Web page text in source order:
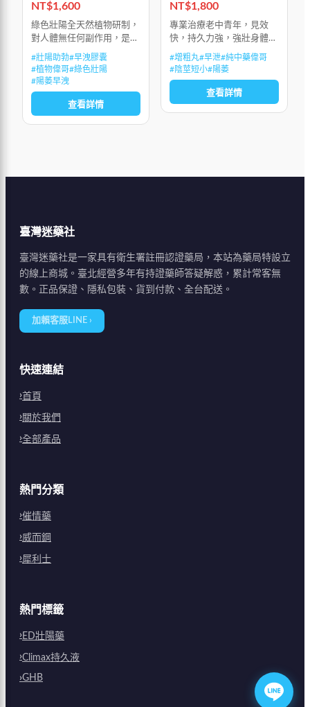
NT$1,600
綠色壯陽全天然植物研制，
對人體無任何副作用，是男
士的壯陽助勃，治早洩的綠
色產品，有效地治療陽萎和
早洩。植物產品如豔紫鉚作
用更溫和、安全，可以作為
更好的治療選
#壯陽助勃#早洩膠囊
#植物偉哥#綠色壯陽
#陽萎早洩
查看詳情
NT$1,800
專業治療老中青年，見效
快，持久力強，強壯身體，
大補元陽，促進陰莖二次發
育，使莖體粗大堅挺。
#增粗丸#早泄#純中藥偉哥
#陰莖短小#陽萎
查看詳情
臺灣迷藥社
臺灣迷藥社是一家具有衛生署註冊認證藥局，本站為藥局特設立
的線上商城。臺北經營多年有持證藥師答疑解惑，累計常客無
數。正品保證、隱私包裝、貨到付款、全台配送。
加賴客服LINE ›
快速連結
首頁
關於我們
全部產品
熱門分類
催情藥
威而鋼
犀利士
熱門標籤
ED壯陽藥
Climax持久液
GHB